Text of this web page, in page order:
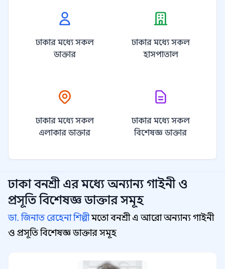
ঢাকার মধ্যে সকল
ডাক্তার
ঢাকার মধ্যে সকল
হাসপাতাল
ঢাকার মধ্যে সকল
এলাকার ডাক্তার
ঢাকার মধ্যে সকল
বিশেষজ্ঞ ডাক্তার
ঢাকা বনশ্রী এর মধ্যে অন্যান্যগাইনী ও
প্রসূতি বিশেষজ্ঞ ডাক্তার সমূহ
ডা. জিনাত রেহেনা শিল্পীমতো বনশ্রী এ আরো অন্যান্য গাইনী
ও প্রসূতি বিশেষজ্ঞ ডাক্তার সমূহ